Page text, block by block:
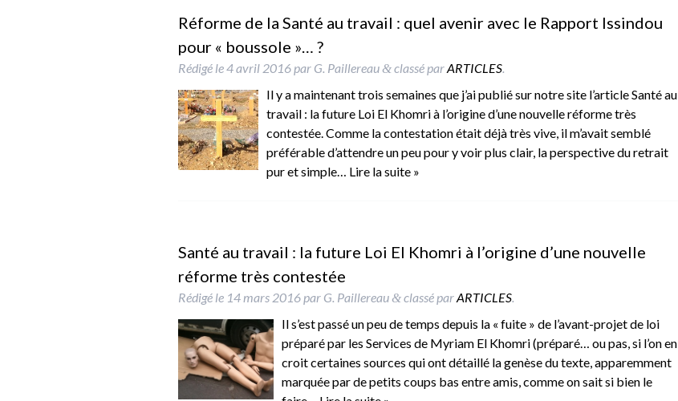
Réforme de la Santé au travail : quel avenir avec le Rapport Issindou
pour « boussole »… ?
Rédigé le4 avril 2016 par G. Paillereau &classé parARTICLES.
Il y a maintenant trois semaines que j’ai publié sur notre site l’article Santé au
travail : la future Loi El Khomri à l’origine d’une nouvelle réforme très
contestée. Comme la contestation était déjà très vive, il m’avait semblé
préférable d’attendre un peu pour y voir plus clair, la perspective du retrait
pur et simple… Lire la suite »
Santé au travail : la future Loi El Khomri à l’origine d’une nouvelle
réforme très contestée
Rédigé le 14 mars 2016 par G. Paillereau &classé parARTICLES.
Il s’est passé un peu de temps depuis la « fuite » de l’avant-projet de loi
préparé par les Services de Myriam El Khomri (préparé… ou pas, si l’on en
croit certaines sources qui ont détaillé la genèse du texte, apparemment
marquée par de petits coups bas entre amis, comme on sait si bien le